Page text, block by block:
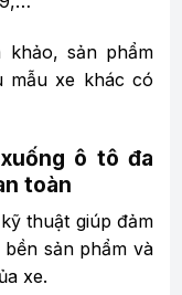
khảo, sản phẩm
mẫu xe khác có
ô tô đa
toàn
thuật giúp đảm
sản phẩm và
xe.